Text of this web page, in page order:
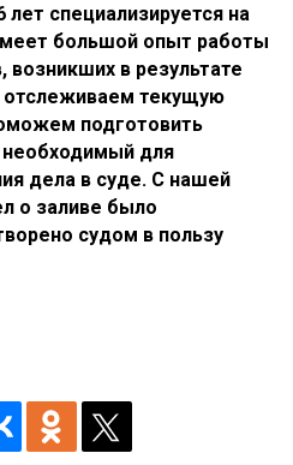
специализируется на
большой опыт работы
возникших в результате
текущую
подготовить
для
дела в суде. С нашей
о заливе было
судом в пользу